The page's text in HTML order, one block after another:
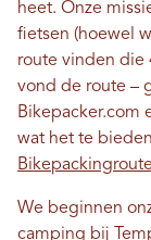
heet. Onze
fietsen (hoewel
route vinden die
vond de route –
Bikepacker.com
wat het te
We beginnen
camping bij